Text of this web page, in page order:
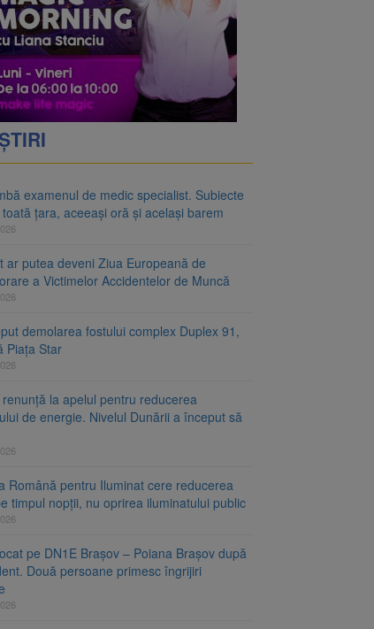
îngrijiri
același barem
examenul de medic specialist. Subiecte
țara, aceeași oră și același barem
ar putea deveni Ziua Europeană de
a Victimelor Accidentelor de Muncă
demolarea fostului complex Duplex 91,
Piața Star
la apelul pentru reducerea
de energie. Nivelul Dunării a început să
Română pentru Iluminat cere reducerea
timpul nopții, nu oprirea iluminatului public
pe DN1E Brașov – Poiana Brașov după
Două persoane primesc îngrijiri